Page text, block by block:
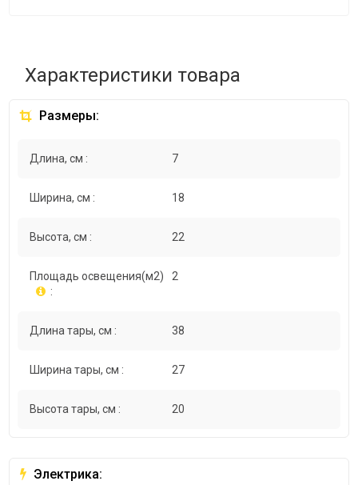
Характеристики товара
Размеры:
Длина, см : 7
Ширина, см : 18
Высота, см : 22
Площадь освещения(м2)
:
2
Длина тары, см : 38
Ширина тары, см : 27
Высота тары, см : 20
Электрика: